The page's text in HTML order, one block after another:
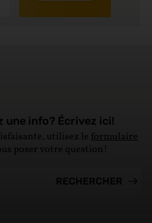
une info? Écrivez ici!
utilisez leformulaire
poser votre question!